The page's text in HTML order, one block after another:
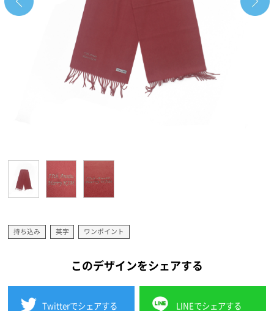
持ち込み 英字 ワンポイント
このデザインをシェアする
Twitterでシェアする LINEでシェアする